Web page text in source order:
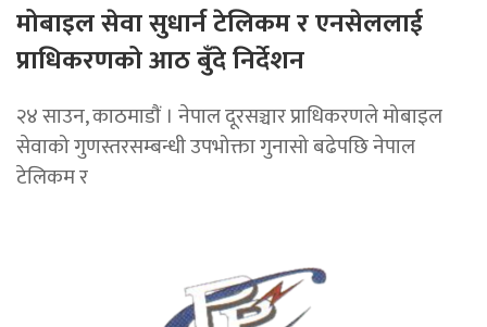
मोबाइल सेवा सुधार्न टेलिकम र एनसेललाई
प्राधिकरणको आठ बुँदे निर्देशन
२४ साउन, काठमाडाैं । नेपाल दूरसञ्चार प्राधिकरणले मोबाइल
सेवाको गुणस्तरसम्बन्धी उपभोक्ता गुनासो बढेपछि नेपाल
टेलिकम र